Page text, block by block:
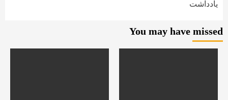
یادداشت
You may have missed